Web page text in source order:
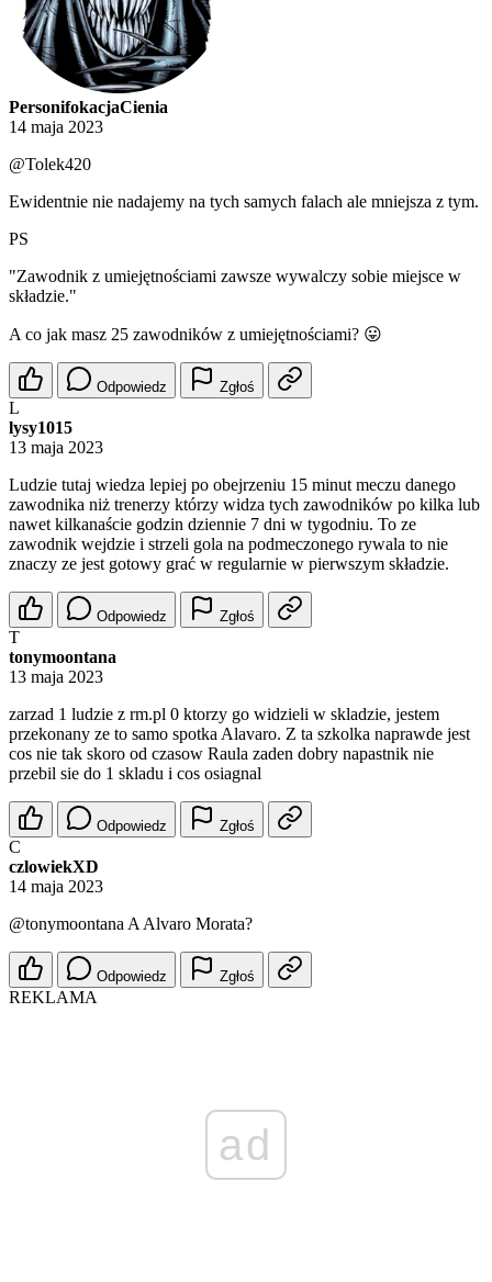
PersonifokacjaCienia
14 maja 2023
@Tolek420
Ewidentnie nie nadajemy na tych samych falach ale mniejsza z tym.
PS
"Zawodnik z umiejętnościami zawsze wywalczy sobie miejsce w
składzie."
A co jak masz 25 zawodników z umiejętnościami? 😛
Odpowiedz Zgłoś
L
lysy1015
13 maja 2023
Ludzie tutaj wiedza lepiej po obejrzeniu 15 minut meczu danego
zawodnika niż trenerzy którzy widza tych zawodników po kilka lub
nawet kilkanaście godzin dziennie 7 dni w tygodniu. To ze
zawodnik wejdzie i strzeli gola na podmeczonego rywala to nie
znaczy ze jest gotowy grać w regularnie w pierwszym składzie.
Odpowiedz Zgłoś
T
tonymoontana
13 maja 2023
zarzad 1 ludzie z rm.pl 0 ktorzy go widzieli w skladzie, jestem
przekonany ze to samo spotka Alavaro. Z ta szkolka naprawde jest
cos nie tak skoro od czasow Raula zaden dobry napastnik nie
przebil sie do 1 skladu i cos osiagnal
Odpowiedz Zgłoś
C
czlowiekXD
14 maja 2023
@tonymoontana A Alvaro Morata?
Odpowiedz Zgłoś
REKLAMA
ad